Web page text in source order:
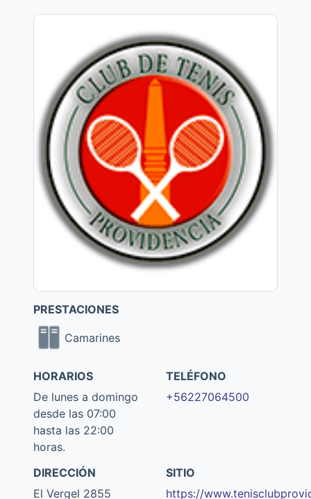
PRESTACIONES
Camarines
HORARIOS
De lunes a domingo
desde las 07:00
hasta las 22:00
horas.
TELÉFONO
+56227064500
DIRECCIÓN
El Vergel 2855
SITIO
https://